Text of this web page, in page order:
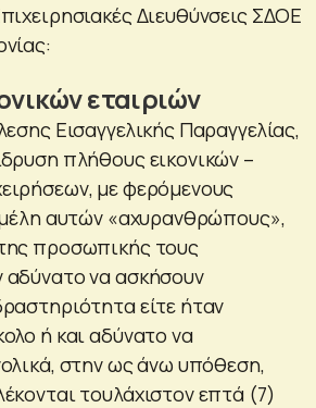
Διευθύνσεις ΣΔΟΕ
εταιριών
Εισαγγελικής Παραγγελίας,
πλήθους εικονικών –
με φερόμενους
μέλη αυτών «αχυρανθρώπους»,
προσωπικής τους
να ασκήσουν
είτε ήταν
ή και αδύνατο να
στην ως άνω υπόθεση,
τουλάχιστον επτά (7)